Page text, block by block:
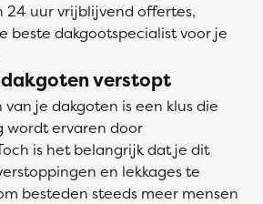
24 uur vrijblijvend offertes,
beste dakgootspecialist voor je
verstopt
je dakgoten is een klus die
wordt ervaren door
is het belangrijk dat je dit
en lekkages te
besteden steeds meer mensen